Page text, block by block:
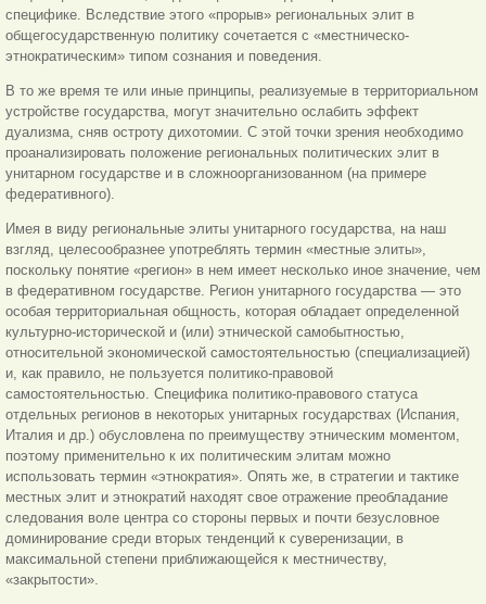
специфике. Вследствие этого «прорыв» региональных элит в
общегосударственную политику сочетается с «местническо-
этнократическим» типом сознания и поведения.
В то же время те или иные принципы, реализуемые в территориальном
устройстве государства, могут значительно ослабить эффект
дуализма, сняв остроту дихотомии. С этой точки зрения необходимо
проанализировать положение региональных политических элит в
унитарном государстве и в сложноорганизованном (на примере
федеративного).
Имея в виду региональные элиты унитарного государства, на наш
взгляд, целесообразнее употреблять термин «местные элиты»,
поскольку понятие «регион» в нем имеет несколько иное значение, чем
в федеративном государстве. Регион унитарного государства — это
особая территориальная общность, которая обладает определенной
культурно-исторической и (или) этнической самобытностью,
относительной экономической самостоятельностью (специализацией)
и, как правило, не пользуется политико-правовой
самостоятельностью. Специфика политико-правового статуса
отдельных регионов в некоторых унитарных государствах (Испания,
Италия и др.) обусловлена по преимуществу этническим моментом,
поэтому применительно к их политическим элитам можно
использовать термин «этнократия». Опять же, в стратегии и тактике
местных элит и этнократий находят свое отражение преобладание
следования воле центра со стороны первых и почти безусловное
доминирование среди вторых тенденций к суверенизации, в
максимальной степени приближающейся к местничеству,
«закрытости».